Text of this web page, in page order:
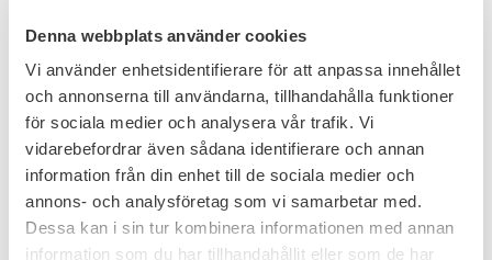
Denna webbplats använder cookies
Vi använder enhetsidentifierare för att anpassa innehållet
och annonserna till användarna, tillhandahålla funktioner
för sociala medier och analysera vår trafik. Vi
vidarebefordrar även sådana identifierare och annan
information från din enhet till de sociala medier och
annons- och analysföretag som vi samarbetar med.
Dessa kan i sin tur kombinera informationen med annan
information som du har tillhandahållit eller som de har
en dag i naturen eller en kväll ute med vänner!
Hög passform för en feminin stil med ett avtagbart
bälte.
FUNKTION
2 slashfickor
2 patchlårfickor med klaff och tryckknappar